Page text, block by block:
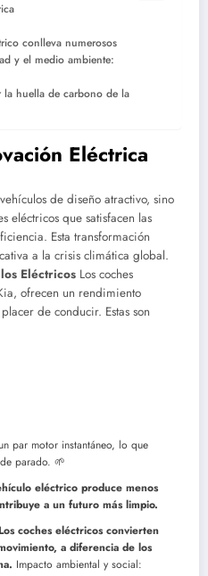
conlleva numerosos
y el medio ambiente:
la huella de carbono de la
Eléctrica
de diseño atractivo, sino
eléctricos que satisfacen las
Esta transformación
a la crisis climática global.
Eléctricos Los coches
ofrecen un rendimiento
de conducir. Estas son
par motor instantáneo, lo que
parado. 🌱
eléctrico produce menos
a un futuro más limpio.
Los coches eléctricos convierten
a diferencia de los
Impacto ambiental y social: